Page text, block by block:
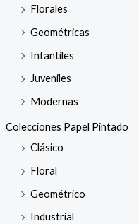
Florales
Geométricas
Infantiles
Juveniles
Modernas
Colecciones Papel Pintado
Clásico
Floral
Geométrico
Industrial